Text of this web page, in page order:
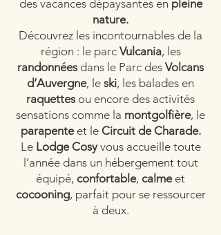
des vacances dépaysantes en pleine
nature.
Découvrez les incontournables de la
région : le parc Vulcania, les
randonnées dans le Parc des Volcans
d’Auvergne, le ski, les balades en
raquettes ou encore des activités
sensations comme la montgolfière, le
parapente et le Circuit de Charade.
Le Lodge Cosyvous accueille toute
l’année dans un hébergement tout
équipé, confortable, calme et
cocooning, parfait pour se ressourcer
à deux.